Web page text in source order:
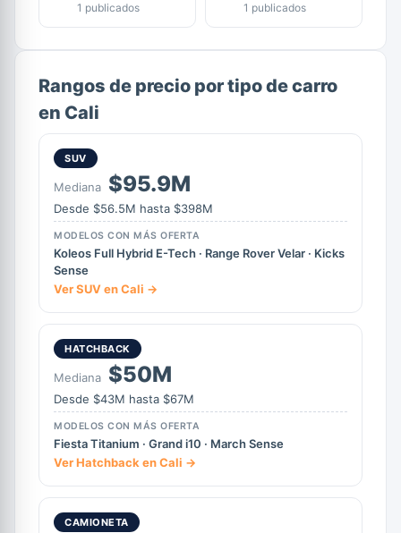
1 publicados 1 publicados
Rangos de precio por tipo de carro
en Cali
SUV
Mediana $95.9M
Desde $56.5M hasta $398M
MODELOS CON MÁS OFERTA
Koleos Full Hybrid E-Tech · Range Rover Velar · Kicks
Sense
Ver SUV en Cali →
HATCHBACK
Mediana $50M
Desde $43M hasta $67M
MODELOS CON MÁS OFERTA
Fiesta Titanium · Grand i10 · March Sense
Ver Hatchback en Cali →
CAMIONETA